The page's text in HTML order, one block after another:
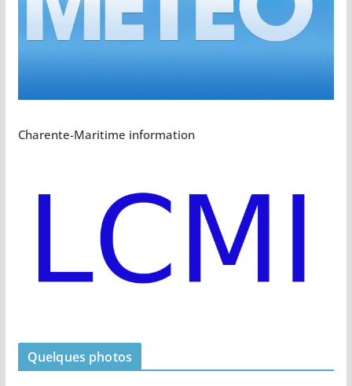
Charente-Maritime information
Quelques photos